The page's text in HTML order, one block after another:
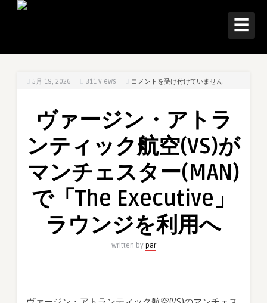
☰
5月 19, 2026 311 Views
ヴ
ジ
ン・
ア
ラ
テ
ッ
コメントを受け付けていません
ヴァージン・アトラ
ンティック航空(VS)が
マンチェスター(MAN)
で「The Executive」
ラウンジを利用へ
Written by par